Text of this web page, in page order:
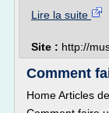
Lire la suite
Site : http://
Comment
Home Articles